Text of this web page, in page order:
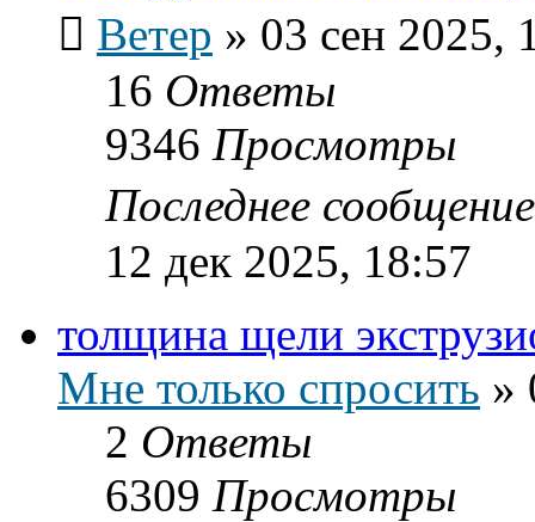
Ветер » 03 сен 2025,
16 Ответы
9346 Просмотры
Последнее
12 дек 2025, 18:57
толщина щели
Мне только спросить »
2 Ответы
6309 Просмотры